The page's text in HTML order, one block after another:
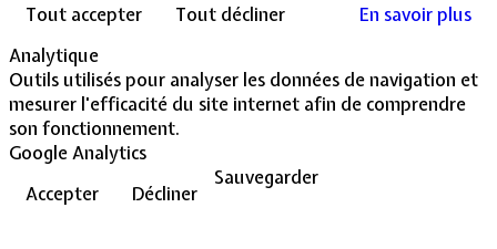
Tout accepter
Tout décliner
En savoir plus
Analytique
Outils utilisés pour analyser les données de navigation et
mesurer l'efficacité du site internet afin de comprendre
son fonctionnement.
Google Analytics
Accepter
Décliner
Sauvegarder